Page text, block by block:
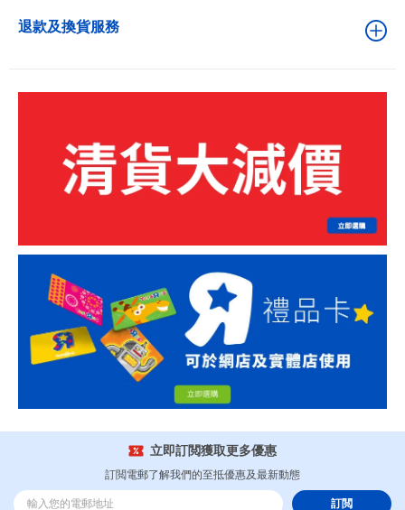
退款及換貨服務
立即訂閲獲取更多優惠
訂閲電郵了解我們的至抵優惠及最新動態
訂閲